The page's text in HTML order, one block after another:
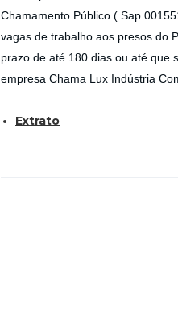
Chamamento Público ( Sap
vagas de trabalho aos presos do
prazo de até 180 dias ou até que
empresa Chama Lux Indústria
Extrato